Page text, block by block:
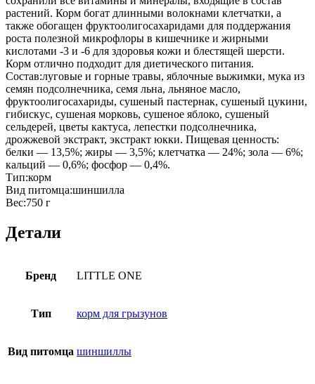
растений. Корм богат длинными волокнами клетчатки, а
также обогащен фруктоолигосахаридами для поддержания
роста полезной микрофлоры в кишечнике и жирными
кислотами -3 и -6 для здоровья кожи и блестящей шерсти.
Корм отлично подходит для диетического питания.
Состав:луговые и горные травы, яблочные выжимки, мука из
семян подсолнечника, семя льна, льняное масло,
фруктоолигосахариды, сушеный пастернак, сушеный цукини,
гибискус, сушеная морковь, сушеное яблоко, сушеный
сельдерей, цветы кактуса, лепестки подсолнечника,
дрожжевой экстракт, экстракт юкки. Пищевая ценность:
белки — 13,5%; жиры — 3,5%; клетчатка — 24%; зола — 6%;
кальций — 0,6%; фосфор — 0,4%.
Тип:корм
Вид питомца:шиншилла
Вес:750 г
Детали
Бренд LITTLE ONE
Тип корм для грызунов
Вид питомца шиншиллы